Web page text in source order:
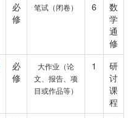
必
修
笔试（闭卷） 6
数
学
通
修
必
修
大作业（论
文、报告、项
目或作品等）
1
研
讨
课
程